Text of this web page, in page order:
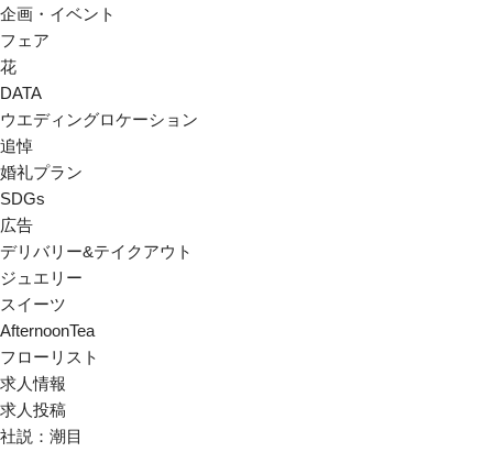
企画・イベント
フェア
花
DATA
ウエディングロケーション
追悼
婚礼プラン
SDGs
広告
デリバリー&テイクアウト
ジュエリー
スイーツ
AfternoonTea
フローリスト
求人情報
求人投稿
社説：潮目